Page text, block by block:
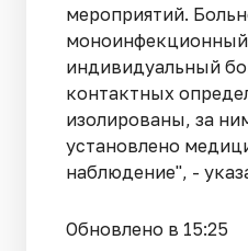
мероприятий.
моноинфекционный
индивидуальный
контактных
изолированы, за
установлено
наблюдение", -
Обновлено в 15:25